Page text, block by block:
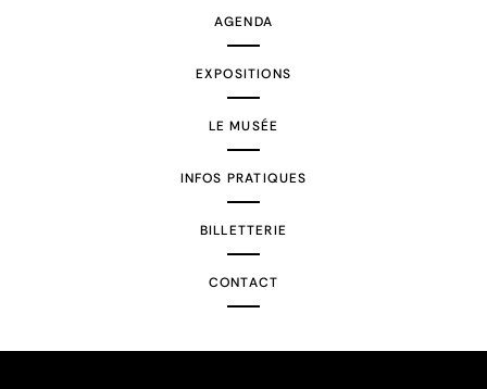
AGENDA
EXPOSITIONS
LE MUSÉE
INFOS PRATIQUES
BILLETTERIE
CONTACT